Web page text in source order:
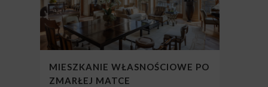
MIESZKANIE WŁASNOŚCIOWE PO
ZMARŁEJ MATCE